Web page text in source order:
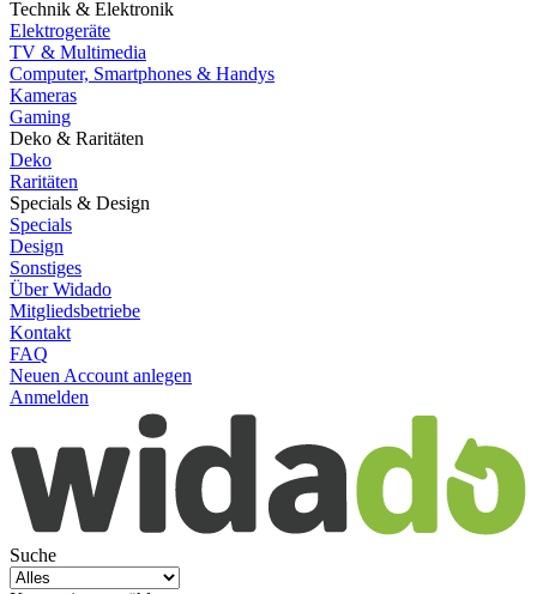
Technik & Elektronik
Elektrogeräte
TV & Multimedia
Computer, Smartphones & Handys
Kameras
Gaming
Deko & Raritäten
Deko
Raritäten
Specials & Design
Specials
Design
Sonstiges
Über Widado
Mitgliedsbetriebe
Kontakt
FAQ
Neuen Account anlegen
Anmelden
Suche